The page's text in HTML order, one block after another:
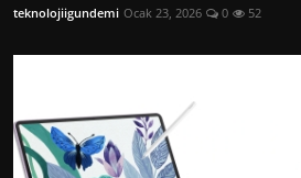
teknolojiigundemi Ocak 23, 2026 0 52